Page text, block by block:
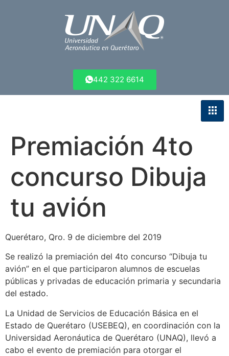
442 322 6614
Premiación 4to
concurso Dibuja
tu avión
Querétaro, Qro. 9 de diciembre del 2019
Se realizó la premiación del 4to concurso “Dibuja tu
avión” en el que participaron alumnos de escuelas
públicas y privadas de educación primaria y secundaria
del estado.
La Unidad de Servicios de Educación Básica en el
Estado de Querétaro (USEBEQ), en coordinación con la
Universidad Aeronáutica de Querétaro (UNAQ), llevó a
cabo el evento de premiación para otorgar el